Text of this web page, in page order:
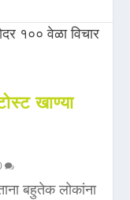
खाण्या
बहुतेक लोकांना